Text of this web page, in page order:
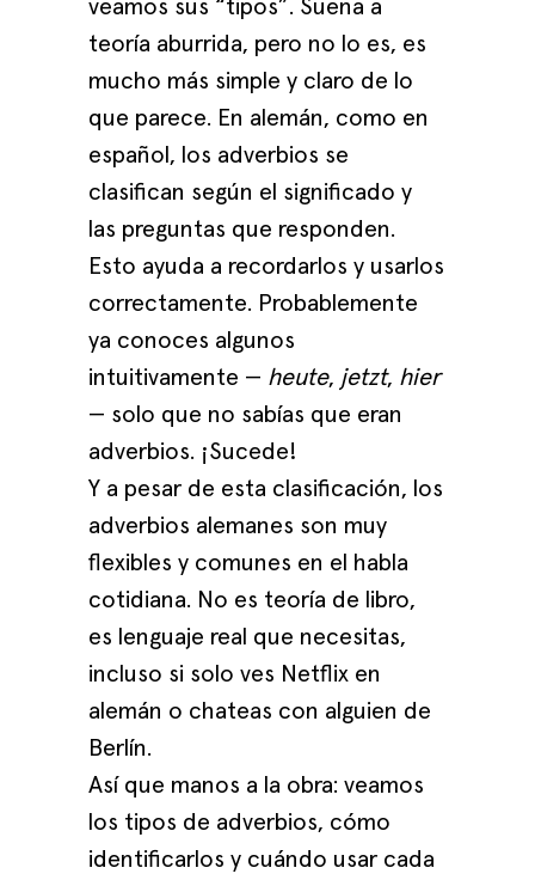
veamos sus “tipos”. Suena a
teoría aburrida, pero no lo es, es
mucho más simple y claro de lo
que parece. En alemán, como en
español, los adverbios se
clasifican según el significado y
las preguntas que responden.
Esto ayuda a recordarlos y usarlos
correctamente. Probablemente
ya conoces algunos
intuitivamente — heute, jetzt, hier
— solo que no sabías que eran
adverbios. ¡Sucede!
Y a pesar de esta clasificación, los
adverbios alemanes son muy
flexibles y comunes en el habla
cotidiana. No es teoría de libro,
es lenguaje real que necesitas,
incluso si solo ves Netflix en
alemán o chateas con alguien de
Berlín.
Así que manos a la obra: veamos
los tipos de adverbios, cómo
identificarlos y cuándo usar cada